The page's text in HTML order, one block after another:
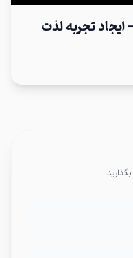
تجربه لذت